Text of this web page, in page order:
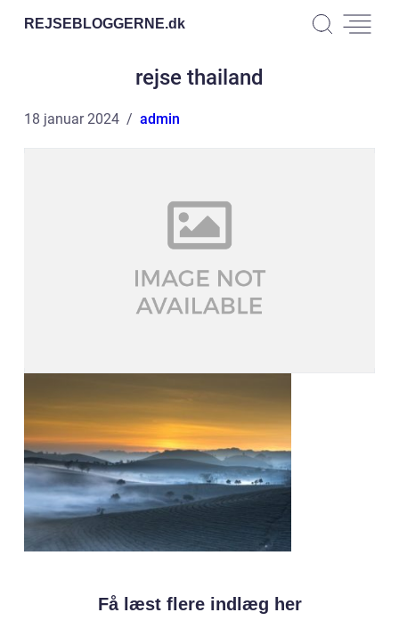
REJSEBLOGGERNE.dk
rejse thailand
18 januar 2024 admin
Få læst flere indlæg her